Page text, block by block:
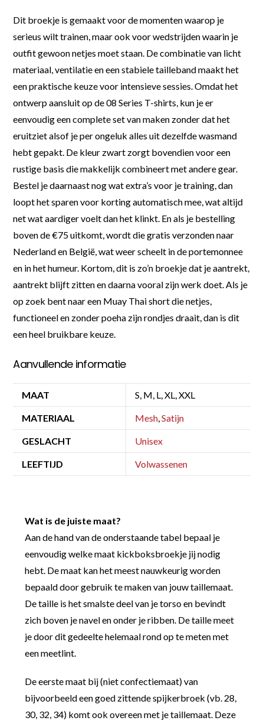
Dit broekje is gemaakt voor de momenten waarop je
serieus wilt trainen, maar ook voor wedstrijden waarin je
outfit gewoon netjes moet staan. De combinatie van licht
materiaal, ventilatie en een stabiele tailleband maakt het
een praktische keuze voor intensieve sessies. Omdat het
ontwerp aansluit op de 08 Series T-shirts, kun je er
eenvoudig een complete set van maken zonder dat het
eruitziet alsof je per ongeluk alles uit dezelfde wasmand
hebt gepakt. De kleur zwart zorgt bovendien voor een
rustige basis die makkelijk combineert met andere gear.
Bestel je daarnaast nog wat extra’s voor je training, dan
loopt het sparen voor korting automatisch mee, wat altijd
net wat aardiger voelt dan het klinkt. En als je bestelling
boven de €75 uitkomt, wordt die gratis verzonden naar
Nederland en België, wat weer scheelt in de portemonnee
en in het humeur. Kortom, dit is zo’n broekje dat je aantrekt,
aantrekt blijft zitten en daarna vooral zijn werk doet. Als je
op zoek bent naar een Muay Thai short die netjes,
functioneel en zonder poeha zijn rondjes draait, dan is dit
een heel bruikbare keuze.
Aanvullende informatie
MAAT S, M, L, XL, XXL
MATERIAAL Mesh ,Satijn
GESLACHT Unisex
LEEFTIJD Volwassenen
Wat is de juiste maat?
Aan de hand van de onderstaande tabel bepaal je
eenvoudig welke maat kickboksbroekje jij nodig
hebt. De maat kan het meest nauwkeurig worden
bepaald door gebruik te maken van jouw taillemaat.
De taille is het smalste deel van je torso en bevindt
zich boven je navel en onder je ribben. De taille meet
je door dit gedeelte helemaal rond op te meten met
een meetlint.
De eerste maat bij (niet confectiemaat) van
bijvoorbeeld een goed zittende spijkerbroek (vb. 28,
30, 32, 34) komt ook overeen met je taillemaat. Deze